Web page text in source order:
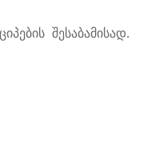
შესაბამისად.